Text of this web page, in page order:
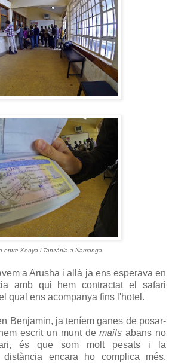
entre Kenya i Tanzània a Namanga
a Arusha i allà ja ens esperava en
amb qui hem contractat el safari
qual ens acompanya fins l'hotel.
Benjamin, ja teníem ganes de posar-
escrit un munt demails abans no
és que som molt pesats i la
encara ho complica més.